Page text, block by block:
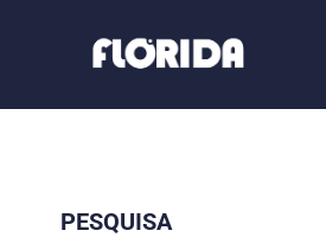
PESQUISA